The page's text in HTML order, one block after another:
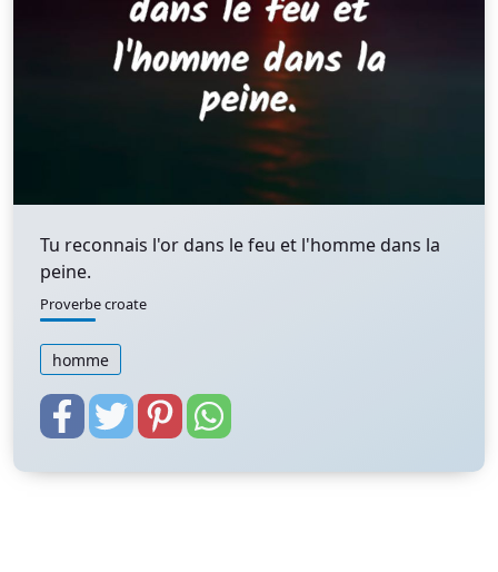
Tu reconnais l'or dans le feu et l'homme dans la
peine.
Proverbe croate
homme